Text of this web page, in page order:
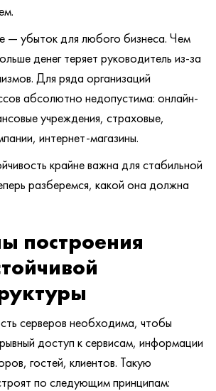
— убыток для любого бизнеса. Чем
денег теряет руководитель из-за
Для ряда организаций
абсолютно недопустима: онлайн-
учреждения, страховые,
интернет-магазины.
крайне важна для стабильной
разберемся, какой она должна
построения
серверов необходима, чтобы
доступ к сервисам, информации
гостей, клиентов. Такую
по следующим принципам: